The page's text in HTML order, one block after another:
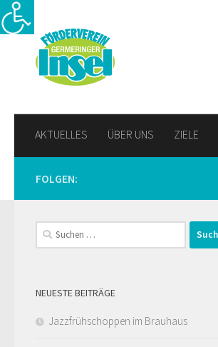
Zum Inhalt springen
AKTUELLES ÜBER UNS ZIELE
FOLGEN:
Suchen
nach:
NEUESTE BEITRÄGE
Jazzfrühschoppen im Brauhaus